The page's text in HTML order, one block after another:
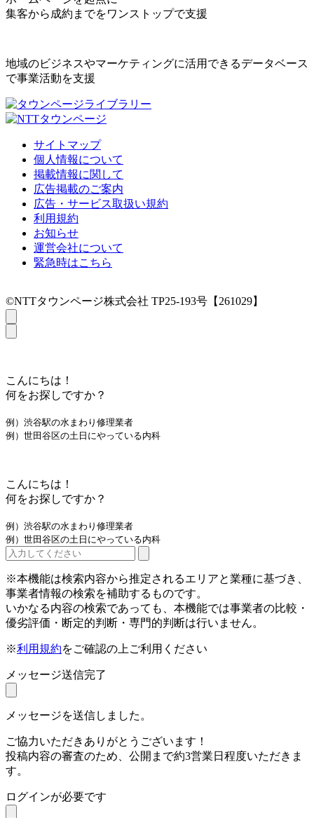
集客から成約までをワンストップで支援
地域のビジネスやマーケティングに活用できるデータベース
で事業活動を支援
サイトマップ
個人情報について
掲載情報に関して
広告掲載のご案内
広告・サービス取扱い規約
利用規約
お知らせ
運営会社について
緊急時はこちら
©NTTタウンページ株式会社 TP25-193号【261029】
こんにちは！
何をお探しですか？
例）渋谷駅の水まわり修理業者
例）世田谷区の土日にやっている内科
こんにちは！
何をお探しですか？
例）渋谷駅の水まわり修理業者
例）世田谷区の土日にやっている内科
※本機能は検索内容から推定されるエリアと業種に基づき、
事業者情報の検索を補助するものです。
いかなる内容の検索であっても、本機能では事業者の比較・
優劣評価・断定的判断・専門的判断は行いません。
※利用規約をご確認の上ご利用ください
メッセージ送信完了
メッセージを送信しました。
ご協力いただきありがとうございます！
投稿内容の審査のため、公開まで約3営業日程度いただきま
す。
ログインが必要です